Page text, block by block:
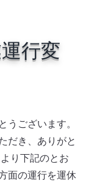
行変
うございます。
だき、ありがと
り下記のとお
面の運行を運休